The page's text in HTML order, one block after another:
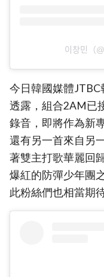
今日韓國媒體
透露，組合2AM已
錄音，即將作為新
還有另一首來自另
著雙主打歌華麗回
爆紅的防彈少年團
此粉絲們也相當期